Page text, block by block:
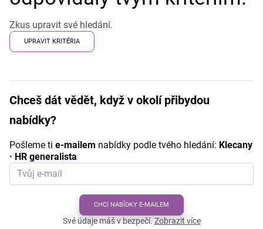
Zkus upravit své hledání.
UPRAVIT KRITÉRIA
Chceš dát vědět, když v okolí přibydou
nabídky?
Pošleme ti e-mailem nabídky podle tvého hledání: Klecany
· HR generalista
CHCI NABÍDKY E-MAILEM
Své údaje máš v bezpečí.Zobrazit více